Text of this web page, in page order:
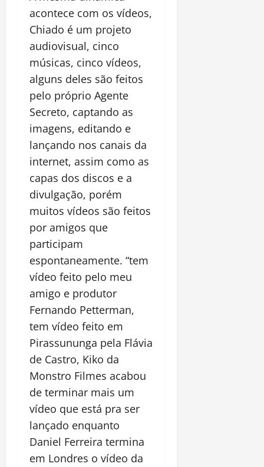
acontece com os vídeos,
Chiado é um projeto
audiovisual, cinco
músicas, cinco vídeos,
alguns deles são feitos
pelo próprio Agente
Secreto, captando as
imagens, editando e
lançando nos canais da
internet, assim como as
capas dos discos e a
divulgação, porém
muitos vídeos são feitos
por amigos que
participam
espontaneamente. “tem
vídeo feito pelo meu
amigo e produtor
Fernando Petterman,
tem vídeo feito em
Pirassununga pela Flávia
de Castro, Kiko da
Monstro Filmes acabou
de terminar mais um
vídeo que está pra ser
lançado enquanto
Daniel Ferreira termina
em Londres o vídeo da